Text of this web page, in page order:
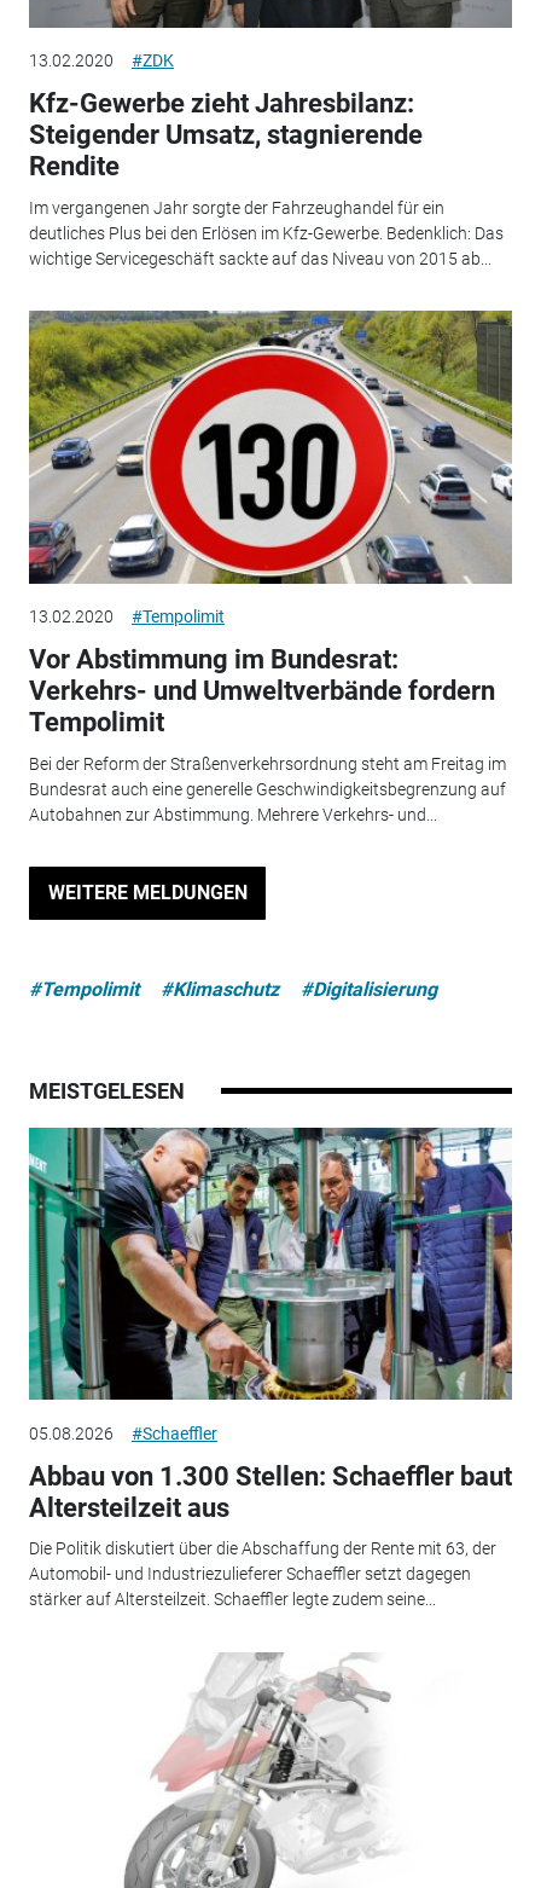
13.02.2020 #ZDK
Kfz-Gewerbe zieht Jahresbilanz:
Steigender Umsatz, stagnierende
Rendite
Im vergangenen Jahr sorgte der Fahrzeughandel für ein
deutliches Plus bei den Erlösen im Kfz-Gewerbe. Bedenklich: Das
wichtige Servicegeschäft sackte auf das Niveau von 2015 ab...
13.02.2020 #Tempolimit
Vor Abstimmung im Bundesrat:
Verkehrs- und Umweltverbände fordern
Tempolimit
Bei der Reform der Straßenverkehrsordnung steht am Freitag im
Bundesrat auch eine generelle Geschwindigkeitsbegrenzung auf
Autobahnen zur Abstimmung. Mehrere Verkehrs- und...
WEITERE MELDUNGEN
#Tempolimit #Klimaschutz #Digitalisierung
MEISTGELESEN
05.08.2026 #Schaeffler
Abbau von 1.300 Stellen: Schaeffler baut
Altersteilzeit aus
Die Politik diskutiert über die Abschaffung der Rente mit 63, der
Automobil- und Industriezulieferer Schaeffler setzt dagegen
stärker auf Altersteilzeit. Schaeffler legte zudem seine...